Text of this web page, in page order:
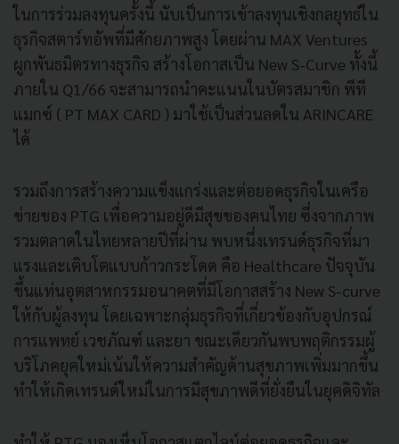
ในการร่วมลงทุนครั้งนี้ นับเป็นการเข้าลงทุนเชิงกลยุทธ์ใน
ธุรกิจสตาร์ทอัพที่มีศักยภาพสูง โดยผ่าน MAX Ventures
ผูกพันธมิตรทางธุรกิจ สร้างโอกาสเป็น New S-Curve ทั้งนี้
ภายใน Q1/66 จะสามารถนำคะแนนในบัตรสมาชิก พีที
แมกซ์ ( PT MAX CARD ) มาใช้เป็นส่วนลดใน ARINCARE
ได้
รวมถึงการสร้างความแข็งแกร่งและต่อยอดธุรกิจในเครือ
ข่ายของ PTG เพื่อความอยู่ดีมีสุขของคนไทย ซึ่งจากภาพ
รวมตลาดในไทยหลายปีที่ผ่าน พบหนึ่งเทรนด์ธุรกิจที่มา
แรงและเติบโตแบบก้าวกระโดด คือ Healthcare ปัจจุบัน
ขึ้นแท่นอุตสาหกรรมอนาคตที่มีโอกาสสร้าง New S-curve
ให้กับผู้ลงทุน โดยเฉพาะกลุ่มธุรกิจที่เกี่ยวข้องกับอุปกรณ์
การแพทย์ เวชภัณฑ์ และยา ขณะเดียวกันพบพฤติกรรมผู้
บริโภคยุคใหม่เน้นให้ความสำคัญด้านสุขภาพเพิ่มมากขึ้น
ทำให้เกิดเทรนด์ใหม่ในการมีสุขภาพดีที่ยั่งยืนในยุคดิจิทัล